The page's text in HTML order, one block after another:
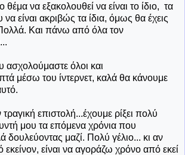
θέμα να εξακολουθεί να είναι το ίδιο, τα
είναι ακριβώς τα ίδια, όμως θα έχεις
Και πάνω από όλα τον
ασχολούμαστε όλοι και
μέσω του ίντερνετ, καλά θα κάνουμε
επιστολή...έχουμε ρίξει πολύ
μου τα επόμενα χρόνια που
δουλεύοντας μαζί. Πολύ γέλιο... κι αν
εκείνον, είναι να αγοράζω χρόνο από εκεί